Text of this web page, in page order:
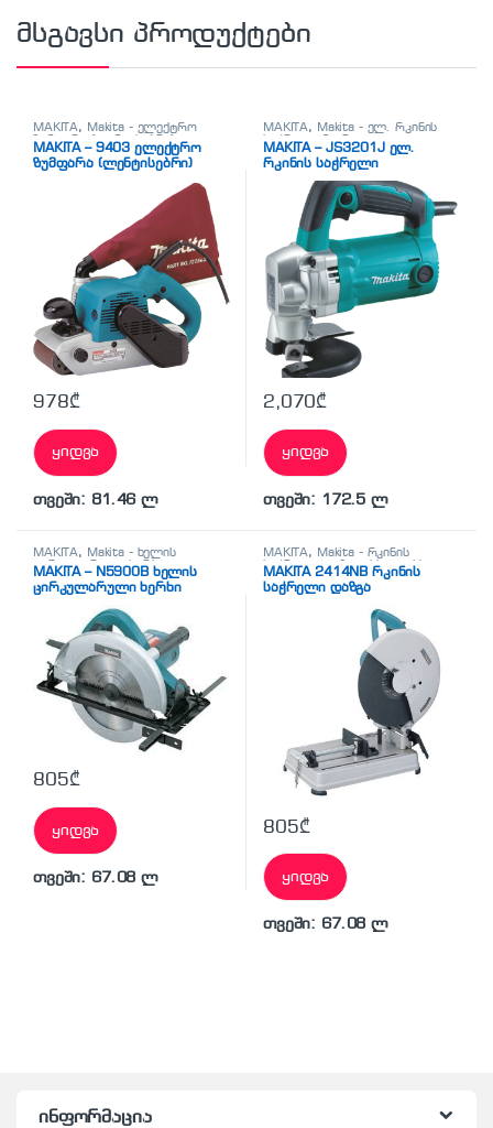
მსგავსი პროდუქტები
MAKITA, Makita - ელექტრო
ზუმფარა (ლენტისებრი)
MAKITA-ს ხის დასამუშავებელი
ხელსაწყოები
MAKITA – 9403 ელექტრო
ზუმფარა (ლენტისებრი)
978₾
ყიდვა
თვეში: 81.46 ლ
MAKITA, Makita - ელ. რკინის
საჭრელი მაკრატელი
მეტალის საჭრელი მაკრატლები
MAKITA – JS3201J ელ.
რკინის საჭრელი
მაკრატელი
2,070₾
ყიდვა
თვეში: 172.5 ლ
MAKITA, Makita - ხელის
ცირკულარული ხერხი
სხვადასხვა
MAKITA – N5900B ხელის
ცირკულარული ხერხი
805₾
ყიდვა
თვეში: 67.08 ლ
MAKITA, Makita - რკინის
საჭრელი დაზგა,სხვადასხვა
MAKITA 2414NB რკინის
საჭრელი დაზგა
805₾
ყიდვა
თვეში: 67.08 ლ
ინფორმაცია